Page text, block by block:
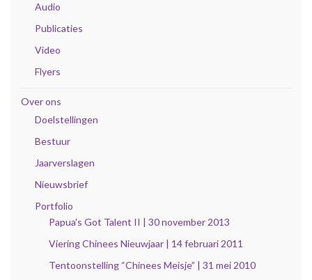
Audio
Publicaties
Video
Flyers
Over ons
Doelstellingen
Bestuur
Jaarverslagen
Nieuwsbrief
Portfolio
Papua's Got Talent II | 30 november 2013
Viering Chinees Nieuwjaar | 14 februari 2011
Tentoonstelling “Chinees Meisje” | 31 mei 2010